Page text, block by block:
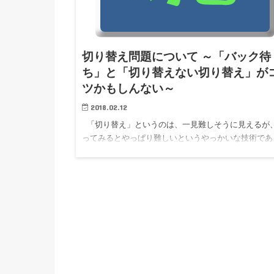
切り替え問題について ～「バック待
ち」と「切り替えない切り替え」が
ツかもしんない～
2018.02.12
「切り替え」というのは、一見難しそうに見えるが
ってみるとやっぱり難しいというやっかいな技術であ